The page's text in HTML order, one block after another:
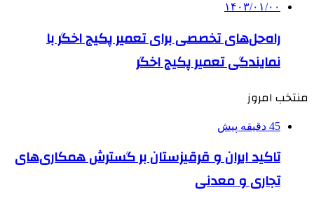
۱۴۰۳/۰۱/۰۰
راه‌حل‌های تخصصی برای تعمیر پکیج اخگر با
نمایندگی تعمیر پکیج اخگر
منتخب امروز
45 دقیقه پیش
تاکید ایران و قرقیزستان بر گسترش همکاری‌های
تجاری و معدنی